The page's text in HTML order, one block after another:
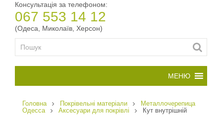
Консультація за телефоном:
067 553 14 12
(Одеса, Миколаїв, Херсон)
Головна Покрівельні матеріали
Металлочерепица
Одесса
Аксесуари для покрівлі Кут внутрішній